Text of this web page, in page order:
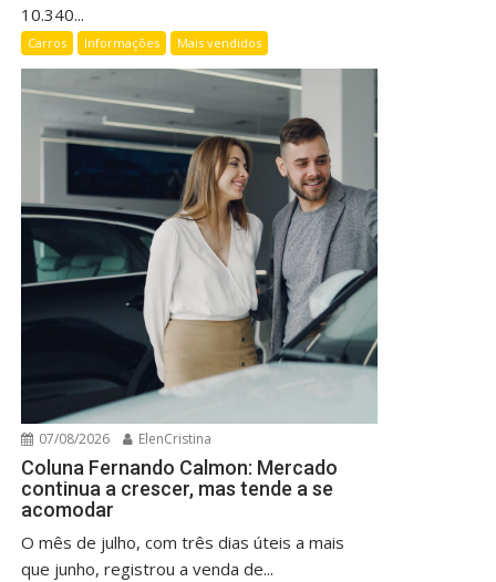
10.340...
Carros Informações Mais vendidos
07/08/2026 ElenCristina
Coluna Fernando Calmon: Mercado
continua a crescer, mas tende a se
acomodar
O mês de julho, com três dias úteis a mais
que junho, registrou a venda de...